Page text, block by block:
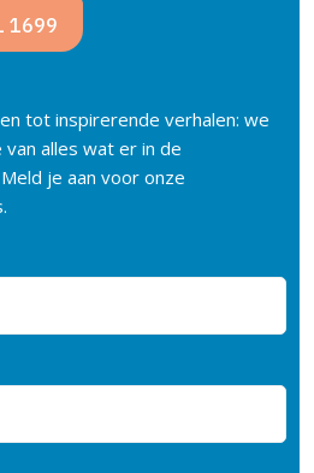
1699
tot inspirerende verhalen: we
alles wat er in de
je aan voor onze